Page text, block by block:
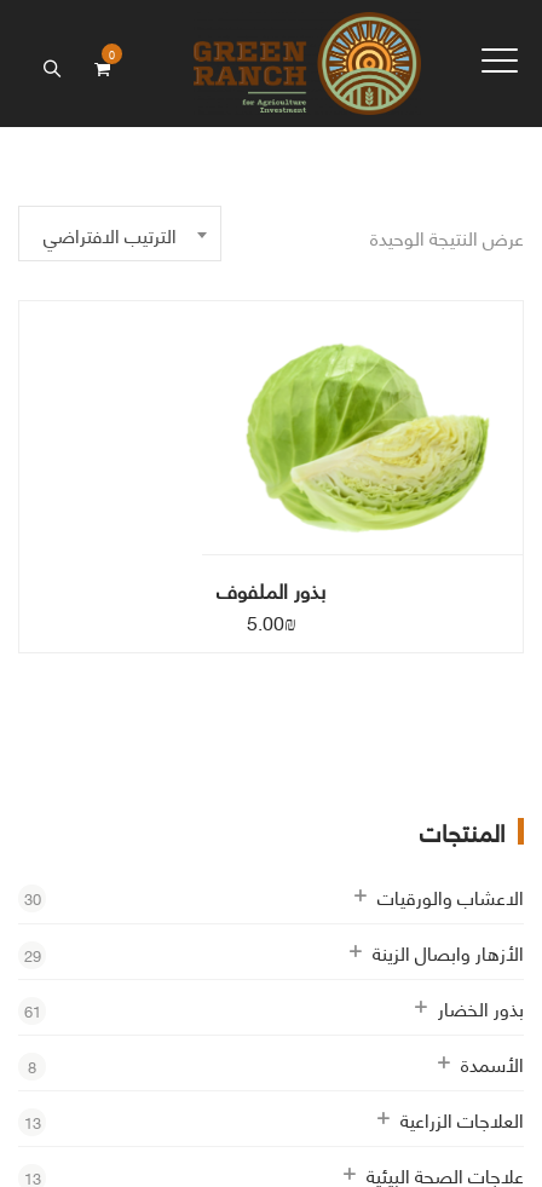
0
عرض النتيجة الوحيدة الترتيب الافتراضي
بذور الملفوف
5.00₪
المنتجات
الاعشاب والورقيات 30
الأزهار وابصال الزينة 29
بذور الخضار 61
الأسمدة 8
العلاجات الزراعية 13
علاجات الصحة البيئية 13